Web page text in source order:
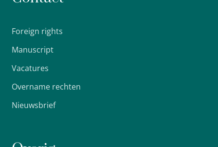
Foreign rights
Manuscript
Vacatures
Overname rechten
Nieuwsbrief